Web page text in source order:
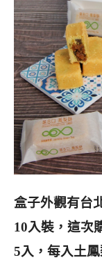
盒子外觀有台
10入裝，這次
5入， 每入土